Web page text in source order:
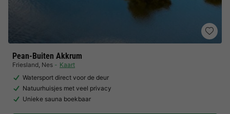
Pean-Buiten Akkrum
Friesland, Nes
Kaart
Watersport direct voor de deur
Natuurhuisjes met veel privacy
Unieke sauna boekbaar